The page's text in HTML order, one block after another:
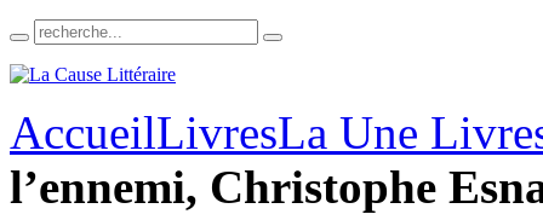
AccueilLivresLa Une
l’ennemi, Christophe